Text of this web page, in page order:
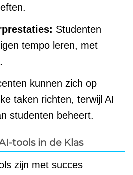
Studenten
tempo leren, met
kunnen zich op
taken richten, terwijl AI
studenten beheert.
tools in de Klas
zijn met succes